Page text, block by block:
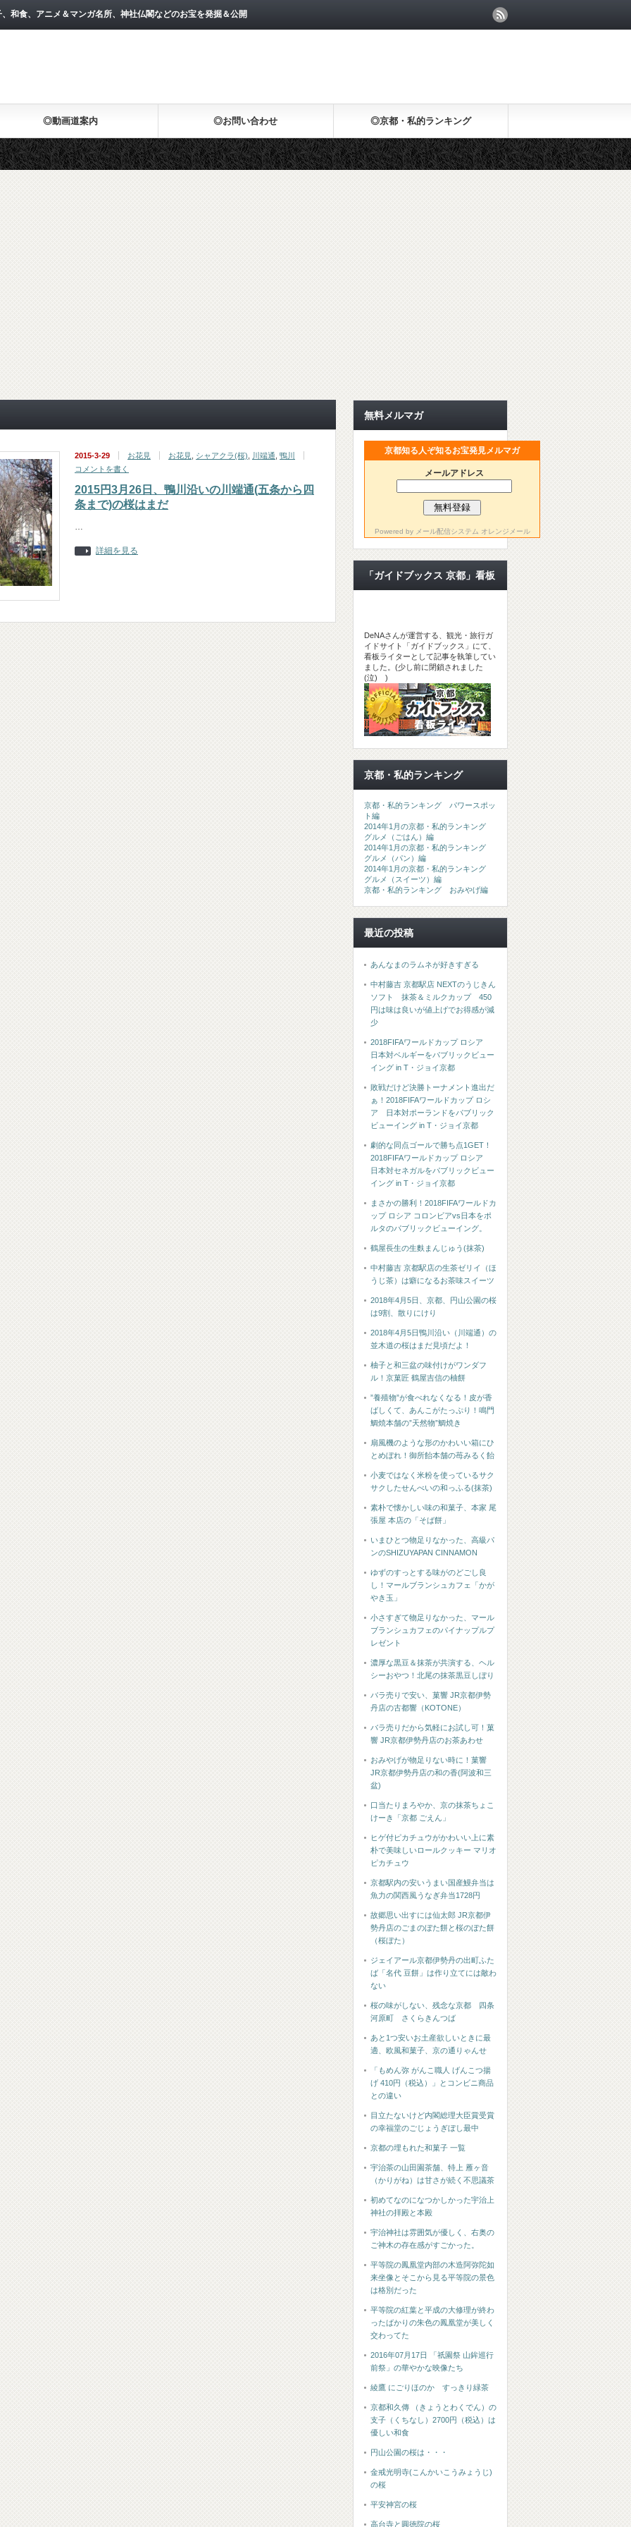
和食、アニメ＆マンガ名所、神社仏閣などのお宝を発掘＆公開
◎動画道案内 ◎お問い合わせ ◎京都・私的ランキング
2015-3-29 お花見 お花見 シャアクラ(桜) 川端通 鴨川
コメントを書く
2015円3月26日、鴨川沿いの川端通(五条から四
条まで)の桜はまだ
…
詳細を見る
無料メルマガ
京都知る人ぞ知るお宝発見メルマガ
メールアドレス
Powered by メール配信システム オレンジメール
「ガイドブックス 京都」看板
DeNAさんが運営する、観光・旅行ガ
イドサイト「ガイドブックス」にて、
看板ライターとして記事を執筆してい
ました。(少し前に閉鎖されました
(泣) )
京都・私的ランキング
京都・私的ランキング パワースポッ
ト編
2014年1月の京都・私的ランキング
グルメ（ごはん）編
2014年1月の京都・私的ランキング
グルメ（パン）編
2014年1月の京都・私的ランキング
グルメ（スイーツ）編
京都・私的ランキング おみやげ編
最近の投稿
あんなまのラムネが好きすぎる
中村藤吉 京都駅店 NEXTのうじきん
ソフト 抹茶＆ミルクカップ 450
円は味は良いが値上げでお得感が減
少
2018FIFAワールドカップ ロシア
日本対ベルギーをパブリックビュー
イング in T・ジョイ京都
敗戦だけど決勝トーナメント進出だ
ぁ！2018FIFAワールドカップ ロシ
ア 日本対ポーランドをパブリック
ビューイング in T・ジョイ京都
劇的な同点ゴールで勝ち点1GET！
2018FIFAワールドカップ ロシア
日本対セネガルをパブリックビュー
イング in T・ジョイ京都
まさかの勝利！2018FIFAワールドカ
ップ ロシア コロンビアvs日本をポ
ルタのパブリックビューイング。
鶴屋長生の生麩まんじゅう(抹茶)
中村藤吉 京都駅店の生茶ゼリイ（ほ
うじ茶）は癖になるお茶味スイーツ
2018年4月5日、京都、円山公園の桜
は9割、散りにけり
2018年4月5日鴨川沿い（川端通）の
並木道の桜はまだ見頃だよ！
柚子と和三盆の味付けがワンダフ
ル！京菓匠 鶴屋吉信の柚餅
”養殖物”が食べれなくなる！皮が香
ばしくて、あんこがたっぷり！鳴門
鯛焼本舗の”天然物”鯛焼き
扇風機のような形のかわいい箱にひ
とめぼれ！御所飴本舗の苺みるく飴
小麦ではなく米粉を使っているサク
サクしたせんべいの和っふる(抹茶)
素朴で懐かしい味の和菓子、本家 尾
張屋 本店の「そば餅」
いまひとつ物足りなかった、高級パ
ンのSHIZUYAPAN CINNAMON
ゆずのすっとする味がのどごし良
し！マールブランシュカフェ「かが
やき玉」
小さすぎて物足りなかった、マール
ブランシュカフェのパイナップルプ
レゼント
濃厚な黒豆＆抹茶が共演する、ヘル
シーおやつ！北尾の抹茶黒豆しぼり
バラ売りで安い、菓響 JR京都伊勢
丹店の古都響（KOTONE）
バラ売りだから気軽にお試し可！菓
響 JR京都伊勢丹店のお茶あわせ
おみやげが物足りない時に！菓響
JR京都伊勢丹店の和の香(阿波和三
盆)
口当たりまろやか、京の抹茶ちょこ
けーき「京都 ごえん」
ヒゲ付ピカチュウがかわいい上に素
朴で美味しいロールクッキー マリオ
ピカチュウ
京都駅内の安いうまい国産鰻弁当は
魚力の関西風うなぎ弁当1728円
故郷思い出すには仙太郎 JR京都伊
勢丹店のごまのぼた餅と桜のぼた餅
（桜ぼた）
ジェイアール京都伊勢丹の出町ふた
ば「名代 豆餅」は作り立てには敵わ
ない
桜の味がしない、残念な京都 四条
河原町 さくらきんつば
あと1つ安いお土産欲しいときに最
適、欧風和菓子、京の通りゃんせ
「もめん弥 がんこ職人 げんこつ揚
げ 410円（税込）」とコンビニ商品
との違い
目立たないけど内閣総理大臣賞受賞
の幸福堂のごじょうぎぼし最中
京都の埋もれた和菓子 一覧
宇治茶の山田園茶舗、特上 雁ヶ音
（かりがね）は甘さが続く不思議茶
初めてなのになつかしかった宇治上
神社の拝殿と本殿
宇治神社は雰囲気が優しく、右奥の
ご神木の存在感がすごかった。
平等院の鳳凰堂内部の木造阿弥陀如
来坐像とそこから見る平等院の景色
は格別だった
平等院の紅葉と平成の大修理が終わ
ったばかりの朱色の鳳凰堂が美しく
交わってた
2016年07月17日 「祇園祭 山鉾巡行
前祭」の華やかな映像たち
綾鷹 にごりほのか すっきり緑茶
京都和久傳 （きょうとわくでん）の
支子（くちなし）2700円（税込）は
優しい和食
円山公園の桜は・・・
金戒光明寺(こんかいこうみょうじ)
の桜
平安神宮の桜
高台寺と圓徳院の桜